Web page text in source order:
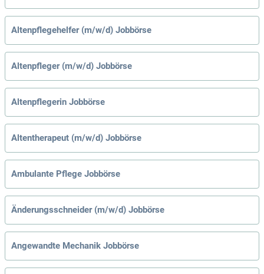
Altenpflegehelfer (m/w/d) Jobbörse
Altenpfleger (m/w/d) Jobbörse
Altenpflegerin Jobbörse
Altentherapeut (m/w/d) Jobbörse
Ambulante Pflege Jobbörse
Änderungsschneider (m/w/d) Jobbörse
Angewandte Mechanik Jobbörse